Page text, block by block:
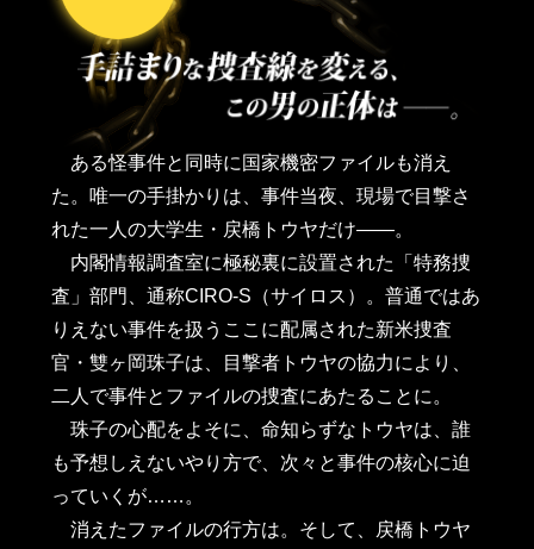
ある怪事件と同時に国家機密ファイルも消え
た。唯一の手掛かりは、事件当夜、現場で目撃さ
れた一人の大学生・戻橋トウヤだけ――。
内閣情報調査室に極秘裏に設置された「特務捜
査」部門、通称CIRO-S（サイロス）。普通ではあ
りえない事件を扱うここに配属された新米捜査
官・雙ヶ岡珠子は、目撃者トウヤの協力により、
二人で事件とファイルの捜査にあたることに。
珠子の心配をよそに、命知らずなトウヤは、誰
も予想しえないやり方で、次々と事件の核心に迫
っていくが……。
消えたファイルの行方は。そして、戻橋トウヤ